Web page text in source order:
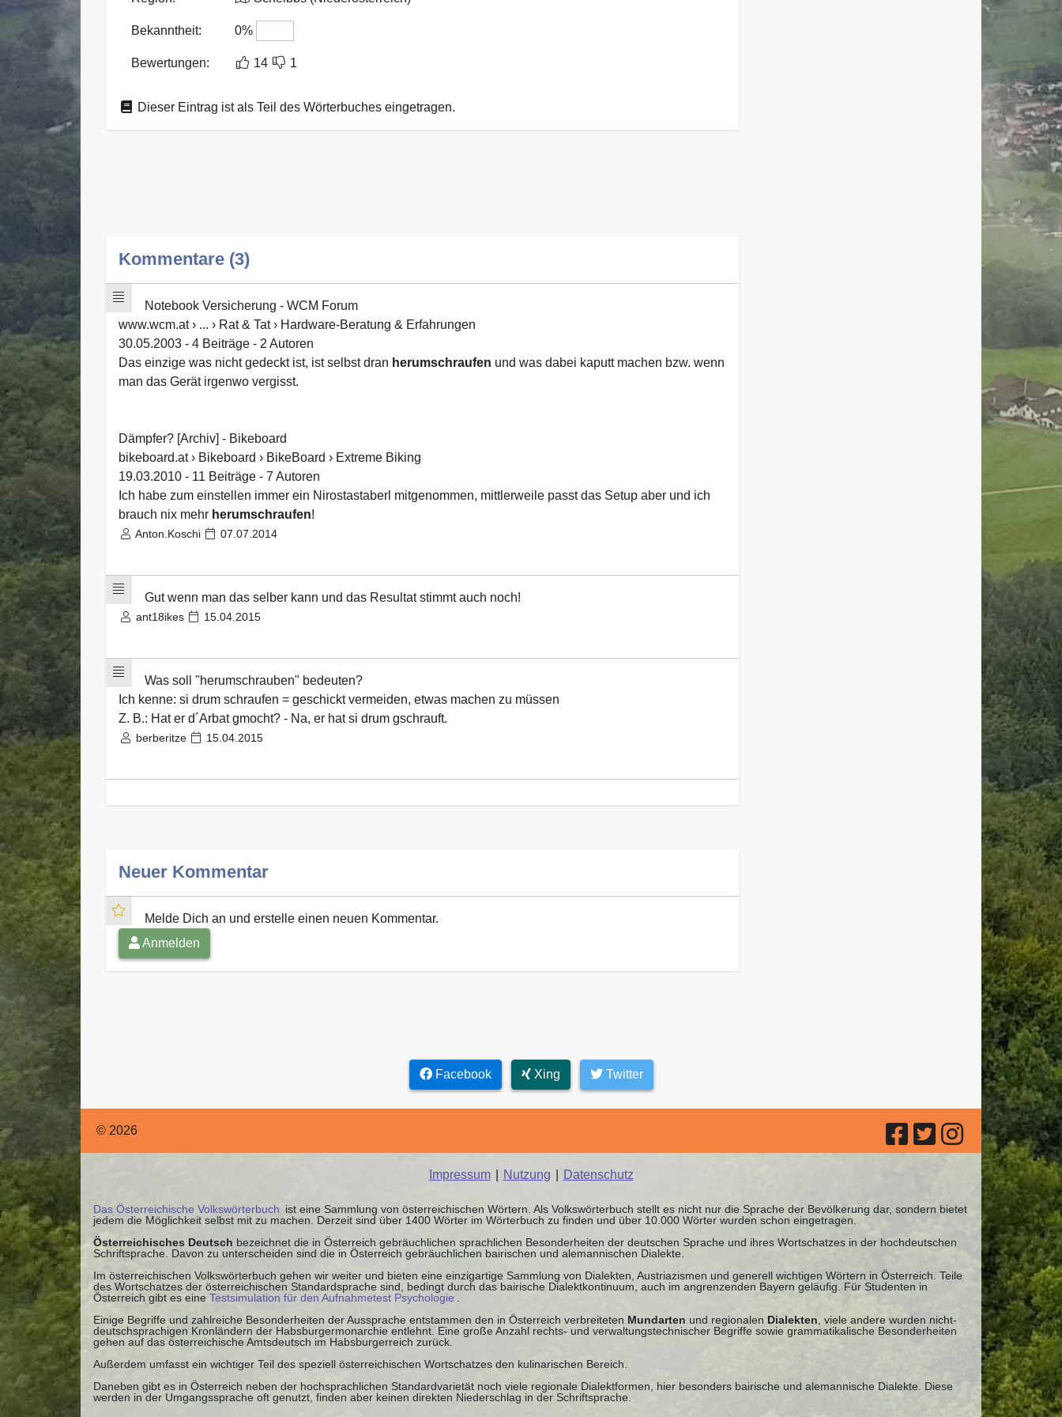
Bekanntheit: 0%
Bewertungen: 14 1
Dieser Eintrag ist als Teil des Wörterbuches eingetragen.
Kommentare (3)
Notebook Versicherung - WCM Forum
www.wcm.at › ... › Rat & Tat › Hardware-Beratung & Erfahrungen
30.05.2003 - 4 Beiträge - ‎2 Autoren
Das einzige was nicht gedeckt ist, ist selbst dran herumschraufen und was dabei kaputt machen bzw. wenn
man das Gerät irgenwo vergisst.
Dämpfer? [Archiv] - Bikeboard
bikeboard.at › Bikeboard › BikeBoard › Extreme Biking
19.03.2010 - 11 Beiträge - ‎7 Autoren
Ich habe zum einstellen immer ein Nirostastaberl mitgenommen, mittlerweile passt das Setup aber und ich
brauch nix mehr herumschraufen!
Anton.Koschi 07.07.2014
Gut wenn man das selber kann und das Resultat stimmt auch noch!
ant18ikes 15.04.2015
Was soll "herumschrauben" bedeuten?
Ich kenne: si drum schraufen = geschickt vermeiden, etwas machen zu müssen
Z. B.: Hat er d´Arbat gmocht? - Na, er hat si drum gschrauft.
berberitze 15.04.2015
Neuer Kommentar
Melde Dich an und erstelle einen neuen Kommentar.
Anmelden
Facebook Xing Twitter
© 2026
Impressum Nutzung Datenschutz
Das Österreichische Volkswörterbuch ist eine Sammlung von österreichischen Wörtern. Als Volkswörterbuch stellt es nicht nur die Sprache der Bevölkerung dar, sondern bietet
jedem die Möglichkeit selbst mit zu machen. Derzeit sind über 1400 Wörter im Wörterbuch zu finden und über 10.000 Wörter wurden schon eingetragen.
Österreichisches Deutsch bezeichnet die in Österreich gebräuchlichen sprachlichen Besonderheiten der deutschen Sprache und ihres Wortschatzes in der hochdeutschen
Schriftsprache. Davon zu unterscheiden sind die in Österreich gebräuchlichen bairischen und alemannischen Dialekte.
Im österreichischen Volkswörterbuch gehen wir weiter und bieten eine einzigartige Sammlung von Dialekten, Austriazismen und generell wichtigen Wörtern in Österreich. Teile
des Wortschatzes der österreichischen Standardsprache sind, bedingt durch das bairische Dialektkontinuum, auch im angrenzenden Bayern geläufig. Für Studenten in
Österreich gibt es eine Testsimulation für den Aufnahmetest Psychologie
Einige Begriffe und zahlreiche Besonderheiten der Aussprache entstammen den in Österreich verbreiteten Mundarten und regionalen Dialekten , viele andere wurden nicht-
deutschsprachigen Kronländern der Habsburgermonarchie entlehnt. Eine große Anzahl rechts- und verwaltungstechnischer Begriffe sowie grammatikalische Besonderheiten
gehen auf das österreichische Amtsdeutsch im Habsburgerreich zurück.
Außerdem umfasst ein wichtiger Teil des speziell österreichischen Wortschatzes den kulinarischen Bereich.
Daneben gibt es in Österreich neben der hochsprachlichen Standardvarietät noch viele regionale Dialektformen, hier besonders bairische und alemannische Dialekte. Diese
werden in der Umgangssprache oft genutzt, finden aber keinen direkten Niederschlag in der Schriftsprache.